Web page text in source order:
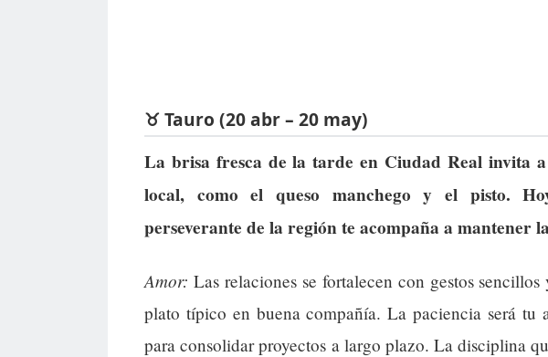
♉ Tauro (20 abr – 20 may)
La brisa fresca de la tarde en Ciudad Real invita
local, como el queso manchego y el pisto.
perseverante de la región te acompaña a mantener
Amor: Las relaciones se fortalecen con gestos
plato típico en buena compañía. La paciencia será tu
para consolidar proyectos a largo plazo. La disciplina